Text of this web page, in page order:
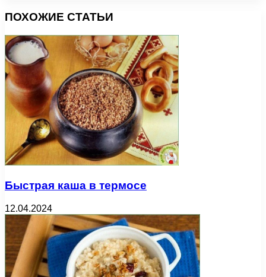
ПОХОЖИЕ СТАТЬИ
Быстрая каша в термосе
12.04.2024